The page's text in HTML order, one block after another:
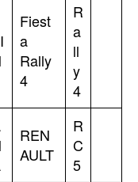
Fiest
a
Rally
4
R
a
ll
y
4
REN
AULT
R
C
5